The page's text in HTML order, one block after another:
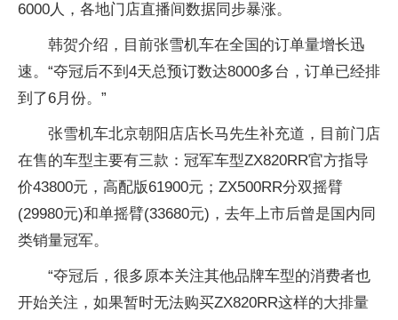
6000人，各地门店直播间数据同步暴涨。
韩贺介绍，目前张雪机车在全国的订单量增长迅
速。“夺冠后不到4天总预订数达8000多台，订单已经排
到了6月份。”
张雪机车北京朝阳店店长马先生补充道，目前门店
在售的车型主要有三款：冠军车型ZX820RR官方指导
价43800元，高配版61900元；ZX500RR分双摇臂
(29980元)和单摇臂(33680元)，去年上市后曾是国内同
类销量冠军。
“夺冠后，很多原本关注其他品牌车型的消费者也
开始关注，如果暂时无法购买ZX820RR这样的大排量